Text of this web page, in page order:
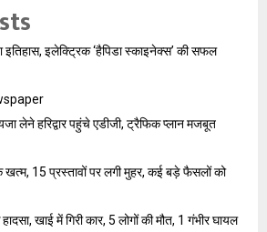
इतिहास, इलेक्ट्रिक ‘हैपिडा स्काइनेक्स’ की सफल
लेने हरिद्वार पहुंचे एडीजी, ट्रैफिक प्लान मजबूत
15 प्रस्तावों पर लगी मुहर, कई बड़े फैसलों को
खाई में गिरी कार, 5 लोगों की मौत, 1 गंभीर घायल